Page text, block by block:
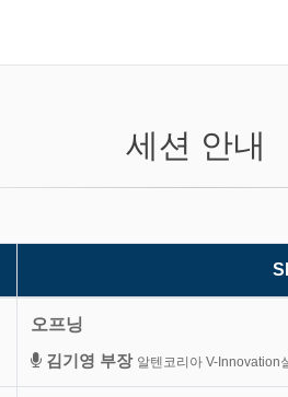
세션 안내
오프닝
김기영 부장 알텐코리아 V-Innovation